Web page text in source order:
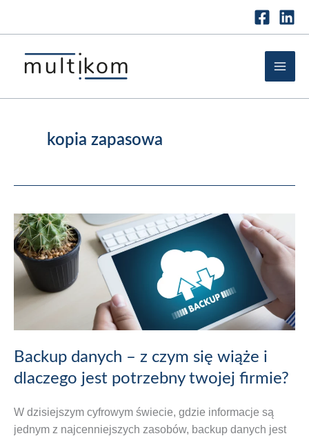
kopia zapasowa
Backup danych – z czym się wiąże i
dlaczego jest potrzebny twojej firmie?
W dzisiejszym cyfrowym świecie, gdzie informacje są
jednym z najcenniejszych zasobów, backup danych jest